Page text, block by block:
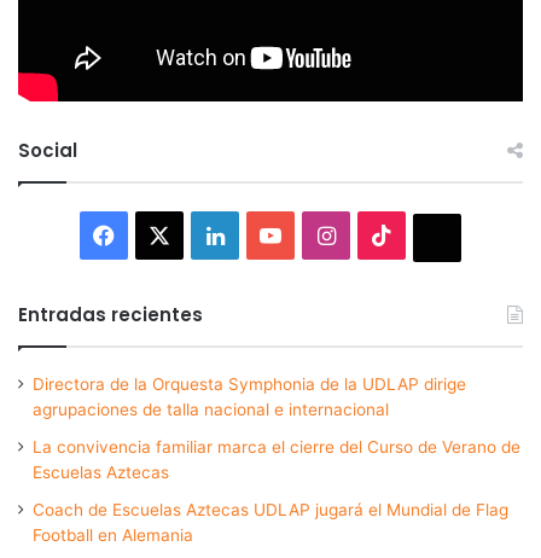
Social
Facebook LinkedInYouTubeInstagram
Entradas recientes
Directora de la Orquesta Symphonia de la UDLAP dirige
agrupaciones de talla nacional e internacional
La convivencia familiar marca el cierre del Curso de Verano de
Escuelas Aztecas
Coach de Escuelas Aztecas UDLAP jugará el Mundial de Flag
Football en Alemania